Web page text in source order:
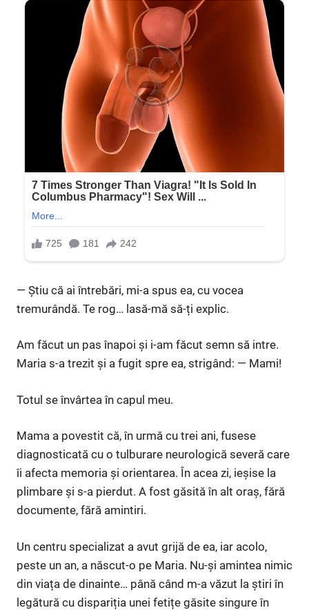
— Știu că ai întrebări, mi-a spus ea, cu vocea
tremurândă. Te rog… lasă-mă să-ți explic.
Am făcut un pas înapoi și i-am făcut semn să intre.
Maria s-a trezit și a fugit spre ea, strigând: — Mami!
Totul se învârtea în capul meu.
Mama a povestit că, în urmă cu trei ani, fusese
diagnosticată cu o tulburare neurologică severă care
îi afecta memoria și orientarea. În acea zi, ieșise la
plimbare și s-a pierdut. A fost găsită în alt oraș, fără
documente, fără amintiri.
Un centru specializat a avut grijă de ea, iar acolo,
peste un an, a născut-o pe Maria. Nu-și amintea nimic
din viața de dinainte… până când m-a văzut la știri în
legătură cu dispariția unei fetițe găsite singure în